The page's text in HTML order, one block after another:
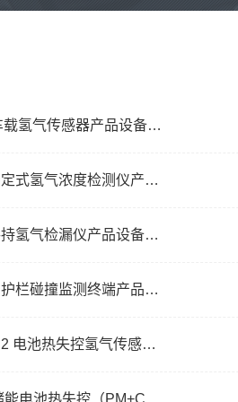
MDR-300C车载氢气传感器产品设备说明书
MDR-3002固定式氢气浓度检测仪产品设备说明书
MDR-3001手持氢气检漏仪产品设备说明书
MDR-3710U 护栏碰撞监测终端产品设备说明书
MDR-3110-H2 电池热失控氢气传感器产品设备说明书